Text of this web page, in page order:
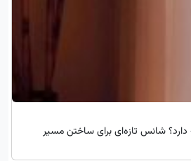
دارد؟ شانس تازه‌ای برای ساختن مسیر